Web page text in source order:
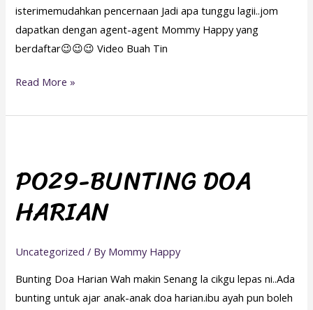
isterimemudahkan pencernaan Jadi apa tunggu lagii..jom
dapatkan dengan agent-agent Mommy Happy yang
berdaftar😉😉😉 Video Buah Tin
Read More »
PO29-BUNTING DOA
HARIAN
Uncategorized / By Mommy Happy
Bunting Doa Harian Wah makin Senang la cikgu lepas ni..Ada
bunting untuk ajar anak-anak doa harian.ibu ayah pun boleh
DOA